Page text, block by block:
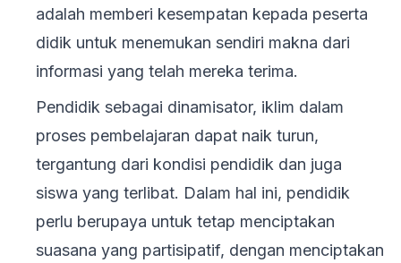
adalah memberi kesempatan kepada peserta
didik untuk menemukan sendiri makna dari
informasi yang telah mereka terima.
Pendidik sebagai dinamisator, iklim dalam
proses pembelajaran dapat naik turun,
tergantung dari kondisi pendidik dan juga
siswa yang terlibat. Dalam hal ini, pendidik
perlu berupaya untuk tetap menciptakan
suasana yang partisipatif, dengan menciptakan